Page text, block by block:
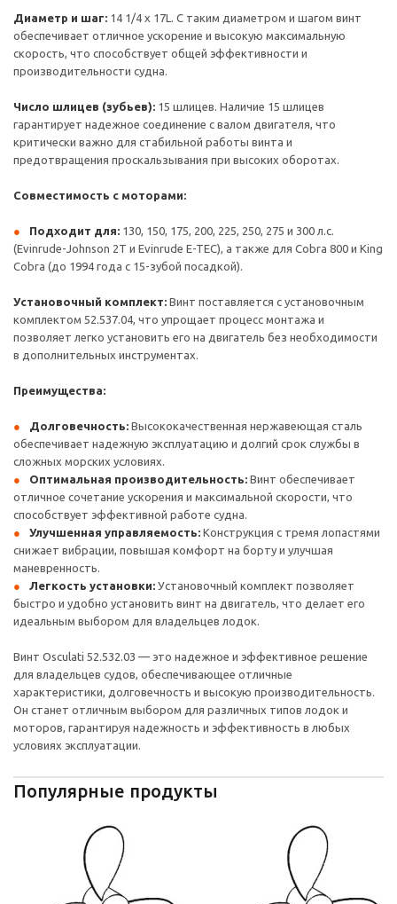
Диаметр и шаг: 14 1/4 x 17L. С таким диаметром и шагом винт
обеспечивает отличное ускорение и высокую максимальную
скорость, что способствует общей эффективности и
производительности судна.
Число шлицев (зубьев): 15 шлицев. Наличие 15 шлицев
гарантирует надежное соединение с валом двигателя, что
критически важно для стабильной работы винта и
предотвращения проскальзывания при высоких оборотах.
Совместимость с моторами:
Подходит для: 130, 150, 175, 200, 225, 250, 275 и 300 л.с.
(Evinrude-Johnson 2T и Evinrude E-TEC), а также для Cobra 800 и King
Cobra (до 1994 года с 15-зубой посадкой).
Установочный комплект: Винт поставляется с установочным
комплектом 52.537.04, что упрощает процесс монтажа и
позволяет легко установить его на двигатель без необходимости
в дополнительных инструментах.
Преимущества:
Долговечность: Высококачественная нержавеющая сталь
обеспечивает надежную эксплуатацию и долгий срок службы в
сложных морских условиях.
Оптимальная производительность: Винт обеспечивает
отличное сочетание ускорения и максимальной скорости, что
способствует эффективной работе судна.
Улучшенная управляемость: Конструкция с тремя лопастями
снижает вибрации, повышая комфорт на борту и улучшая
маневренность.
Легкость установки: Установочный комплект позволяет
быстро и удобно установить винт на двигатель, что делает его
идеальным выбором для владельцев лодок.
Винт Osculati 52.532.03 — это надежное и эффективное решение
для владельцев судов, обеспечивающее отличные
характеристики, долговечность и высокую производительность.
Он станет отличным выбором для различных типов лодок и
моторов, гарантируя надежность и эффективность в любых
условиях эксплуатации.
Популярные продукты